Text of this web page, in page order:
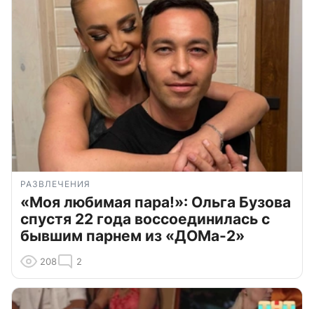
РАЗВЛЕЧЕНИЯ
«Моя любимая пара!»: Ольга Бузова
спустя 22 года воссоединилась с
бывшим парнем из «ДОМа-2»
208 2